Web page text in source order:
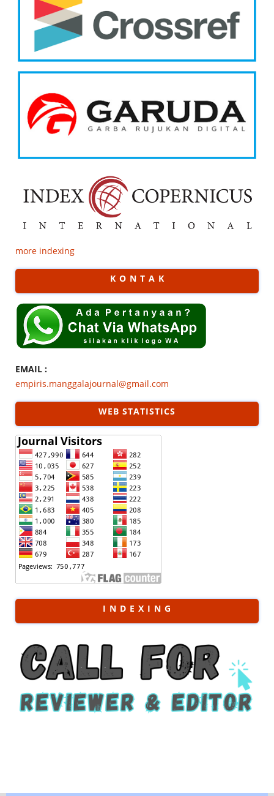
more indexing
K O N T A K
EMAIL :
empiris.manggalajournal@gmail.com
WEB STATISTICS
I N D E X I N G